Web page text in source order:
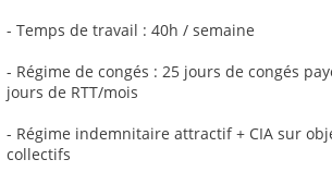
- Temps de travail : 40h / semaine
- Régime de congés : 25 jours de congés
jours de RTT/mois
- Régime indemnitaire attractif + CIA sur
collectifs